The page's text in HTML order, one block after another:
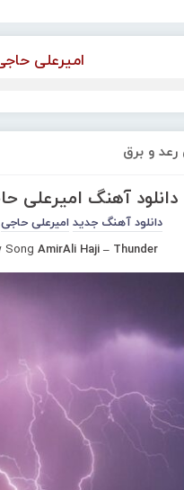
امیرعلی
رعد و برق
دانلود آهنگ امیرعلی
دانلود آهنگ جدید امیرعلی حاجی
Song AmirAli Haji – Thunder